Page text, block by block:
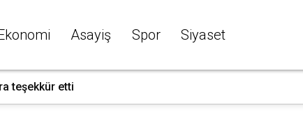
Asayiş Spor Siyaset
teşekkür etti